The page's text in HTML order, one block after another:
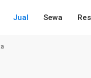
Jual Sewa